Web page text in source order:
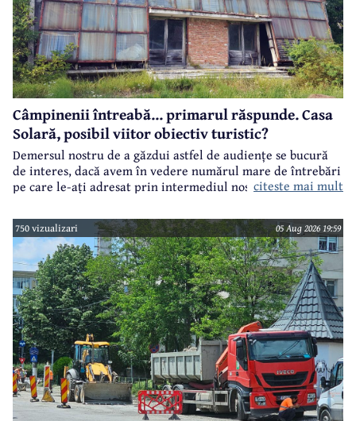
Câmpinenii întreabă... primarul răspunde. Casa
Solară, posibil viitor obiectiv turistic?
Demersul nostru de a găzdui astfel de audiențe se bucură
de interes, dacă avem în vedere numărul mare de întrebări
pe care le-ați adresat prin intermediul nostru primarului
citeste mai mult
750 vizualizari 05 Aug 2026 19:59